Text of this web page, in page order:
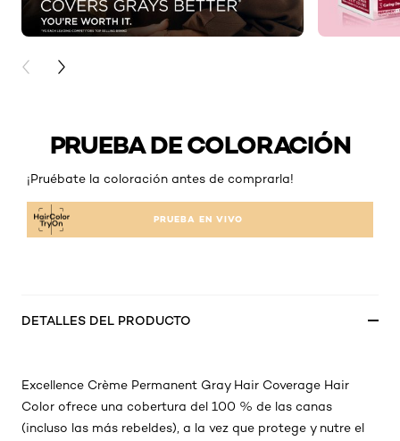
PREVIOUS CARD
NEXT CARD
PRUEBA DE COLORACIÓN
¡Pruébate la coloración antes de comprarla!
PRUEBA EN VIVO
DETALLES DEL PRODUCTO
Excellence Crème Permanent Gray Hair Coverage Hair
Color ofrece una cobertura del 100 % de las canas
(incluso las más rebeldes), a la vez que protege y nutre el